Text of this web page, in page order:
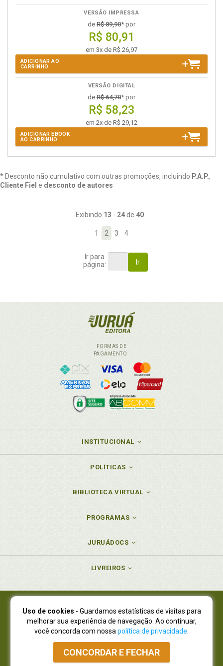
VERSÃO IMPRESSA
de R$ 89,90* por
R$ 80,91
em 3x de R$ 26,97
ADICIONAR AO
CARRINHO
VERSÃO DIGITAL
de R$ 64,70* por
R$ 58,23
em 2x de R$ 29,12
ADICIONAR EBOOK
AO CARRINHO
* Desconto não cumulativo com outras promoções, incluindo P.A.P.,
Cliente Fiel e desconto de autores
Exibindo 13 - 24de 40
1 2 3 4
Ir para
página:
Ir
FORMAS DE
PAGAMENTO
INSTITUCIONAL
POLÍTICAS
BIBLIOTECA VIRTUAL
PROGRAMAS
JURUÁDOCS
LIVREIROS
Juruá Editora Ltda., CNPJ 77.535.508/0001-19
Juruá Informática Ltda., CNPJ 01.701.561/0001-80
NOVO ENDEREÇO:R. Flávio Dallegrave, 7665, São Lourenço |
Curitiba - Paraná - CEP 82210-310
Atendimento: (41) 4009-3900|Vendas Atacado: (41) 4009-3939
Atendimento via Whatsapp
Uso de cookies - Guardamos estatísticas de visitas para
melhorar sua experiência de navegação. Ao continuar,
você concorda com nossa política de privacidade
CONCORDAR E FECHAR